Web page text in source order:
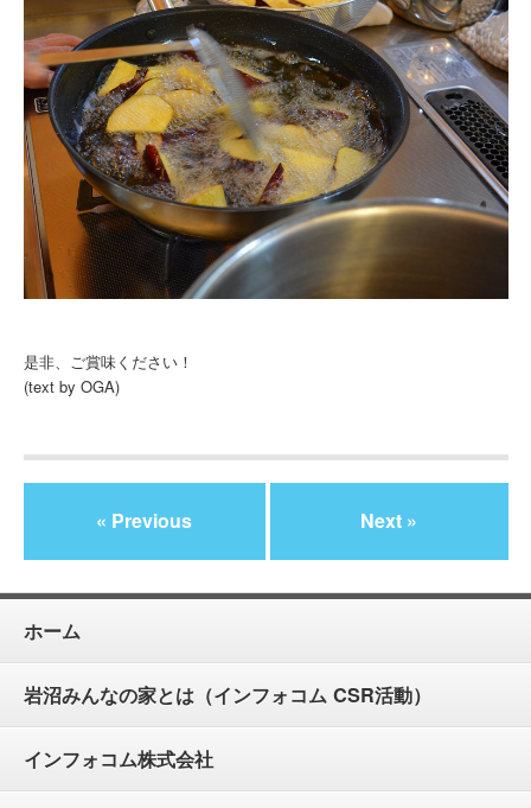
是非、ご賞味ください！
(text by OGA)
« Previous Next »
ホーム
岩沼みんなの家とは（インフォコム CSR活動）
インフォコム株式会社